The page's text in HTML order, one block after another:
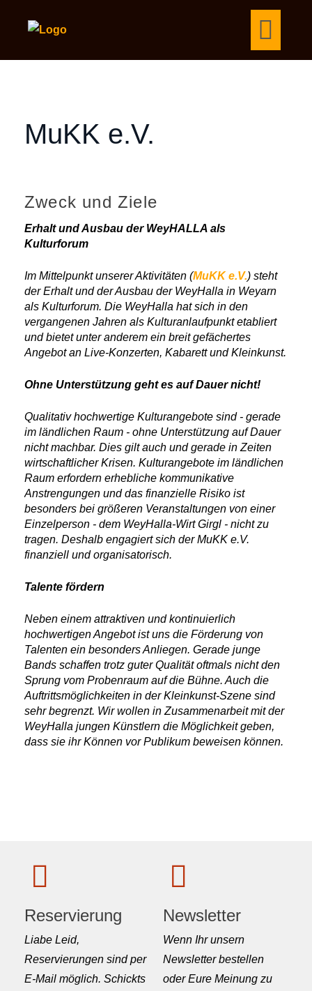
MuKK e.V.
Zweck und Ziele
Erhalt und Ausbau der WeyHALLA als
Kulturforum
Im Mittelpunkt unserer Aktivitäten (MuKK e.V.) steht
der Erhalt und der Ausbau der WeyHalla in Weyarn
als Kulturforum. Die WeyHalla hat sich in den
vergangenen Jahren als Kulturanlaufpunkt etabliert
und bietet unter anderem ein breit gefächertes
Angebot an Live-Konzerten, Kabarett und Kleinkunst.
Ohne Unterstützung geht es auf Dauer nicht!
Qualitativ hochwertige Kulturangebote sind - gerade
im ländlichen Raum - ohne Unterstützung auf Dauer
nicht machbar. Dies gilt auch und gerade in Zeiten
wirtschaftlicher Krisen. Kulturangebote im ländlichen
Raum erfordern erhebliche kommunikative
Anstrengungen und das finanzielle Risiko ist
besonders bei größeren Veranstaltungen von einer
Einzelperson - dem WeyHalla-Wirt Girgl - nicht zu
tragen. Deshalb engagiert sich der MuKK e.V.
finanziell und organisatorisch.
Talente fördern
Neben einem attraktiven und kontinuierlich
hochwertigen Angebot ist uns die Förderung von
Talenten ein besonders Anliegen. Gerade junge
Bands schaffen trotz guter Qualität oftmals nicht den
Sprung vom Probenraum auf die Bühne. Auch die
Auftrittsmöglichkeiten in der Kleinkunst-Szene sind
sehr begrenzt. Wir wollen in Zusammenarbeit mit der
WeyHalla jungen Künstlern die Möglichkeit geben,
dass sie ihr Können vor Publikum beweisen können.
Reservierung
Liabe Leid,
Reservierungen sind per
E-Mail möglich. Schickts
Newsletter
Wenn Ihr unsern
Newsletter bestellen
oder Eure Meinung zu